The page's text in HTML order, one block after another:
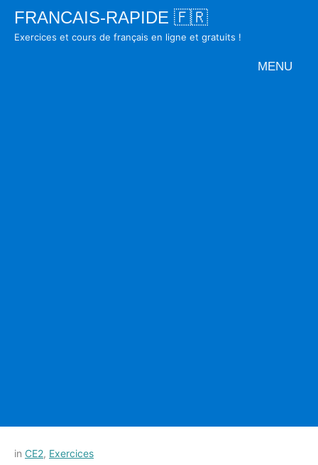
SkipFRANCAIS-RAPIDE 🇫🇷
Exercices et cours de français en ligne et gratuits !
MENU
Posted
by
in CE2, Exercices